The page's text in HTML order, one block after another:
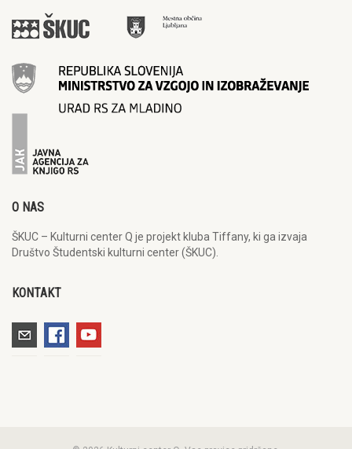
O NAS
ŠKUC – Kulturni center Q je projekt kluba Tiffany, ki ga izvaja
Društvo Študentski kulturni center (ŠKUC).
KONTAKT